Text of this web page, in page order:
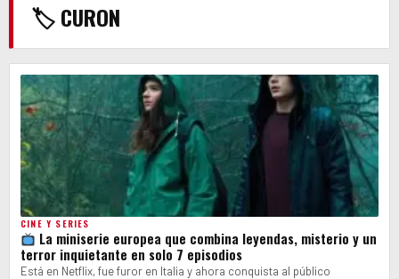
🏷 CURON
CINE Y SERIES
La miniserie europea que combina leyendas, misterio y un
terror inquietante en solo 7 episodios
Está en Netflix, fue furor en Italia y ahora conquista al público